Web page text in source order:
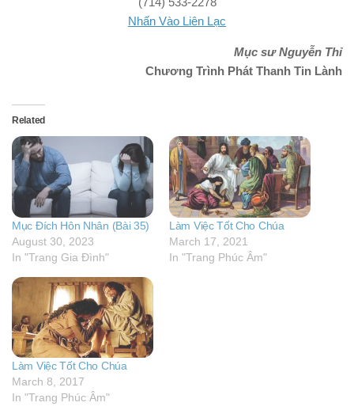
Nhấn Vào Liên Lạc
Mục sư Nguyễn Thỉ
Chương Trình Phát Thanh Tin Lành
Related
Mục Đích Hôn Nhân (Bài 35)
August 30, 2023
In "Trang Gia Đình"
Làm Việc Tốt Cho Chúa
March 17, 2021
In "Trang Phúc Âm"
Làm Việc Tốt Cho Chúa
March 8, 2017
In "Trang Phúc Âm"